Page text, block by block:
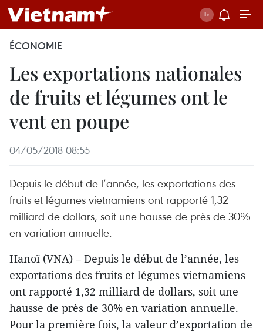
ÉCONOMIE
Les exportations nationales
de fruits et légumes ont le
vent en poupe
04/05/2018 08:55
Depuis le début de l’année, les exportations des
fruits et légumes vietnamiens ont rapporté 1,32
milliard de dollars, soit une hausse de près de 30%
en variation annuelle.
Hanoï (VNA) – Depuis le début de l’année, les
exportations des fruits et légumes vietnamiens
ont rapporté 1,32 milliard de dollars, soit une
hausse de près de 30% en variation annuelle.
Pour la première fois, la valeur d’exportation de